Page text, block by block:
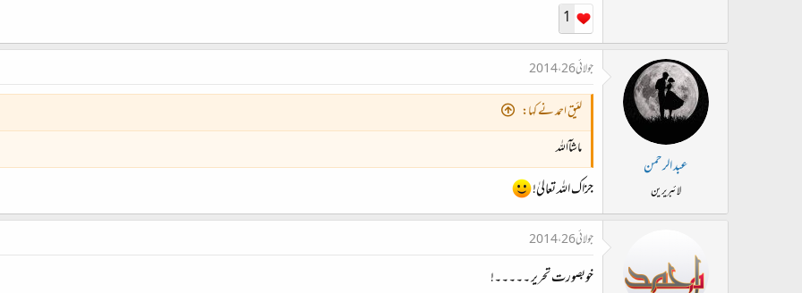
1
عبد الرحمن
لائبریرین
جولائی 26، 2014
لئیق احمد نے کہا:
ماشآاللہ
جزاک اللہ تعالیٰ!
جولائی 26، 2014
خوبصورت تحریر ۔۔۔۔۔!